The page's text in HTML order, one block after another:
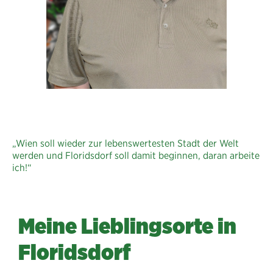
„Wien soll wieder zur lebenswertesten Stadt der Welt
werden und Floridsdorf soll damit beginnen, daran arbeite
ich!“
Meine Lieblingsorte in
Floridsdorf